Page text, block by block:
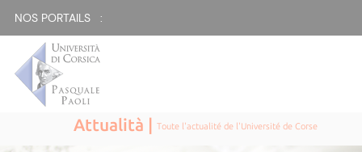
NOS PORTAILS :
Attualità |Toute l'actualité de l'Université de Corse